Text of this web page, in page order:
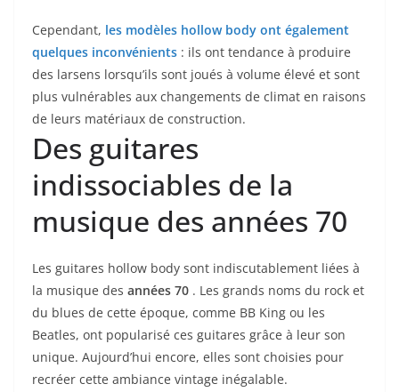
Cependant,‌ les modèles hollow body⁣ ont également
quelques inconvénients : ils ont tendance à produire⁣
des larsens lorsqu’ils sont joués à volume ⁢élevé et sont
⁢plus vulnérables aux changements de climat en raisons
de leurs ⁢matériaux de construction.
Des guitares
indissociables de la
musique des années 70 ⁣
Les guitares hollow body sont indiscutablement liées à
la musique des années 70 . Les grands noms du rock ⁣et
du blues de‌ cette époque, comme BB King ou les
Beatles, ont popularisé ces ​guitares grâce‌ à‌ leur ⁢son
unique. Aujourd’hui encore, elles sont choisies pour
recréer⁣ cette ambiance vintage inégalable.